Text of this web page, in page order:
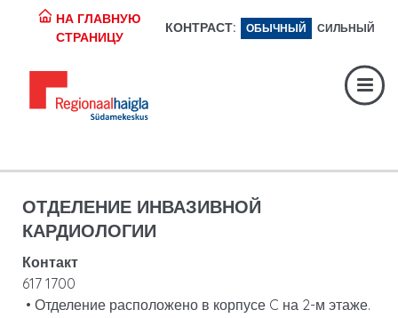
НА ГЛАВНУЮ
СТРАНИЦУ
КОНТРАСТ: ОБЫЧНЫЙ СИЛЬНЫЙ
Регистратура: 617 1049
Экстренная помощь:
Digiregistratuur:
ОТДЕЛЕНИЕ ИНВАЗИВНОЙ
КАРДИОЛОГИИ
Контакт
617 1700
• Отделение расположено в корпусе C на 2-м этаже.